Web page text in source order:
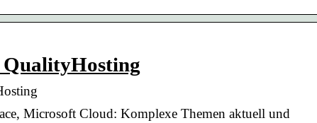
QualityHosting
Microsoft Cloud: Komplexe Themen aktuell und